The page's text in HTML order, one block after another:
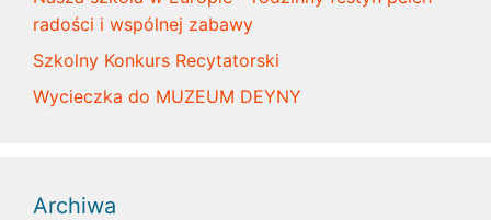
radości i wspólnej zabawy
Szkolny Konkurs Recytatorski
Wycieczka do MUZEUM DEYNY
Archiwa